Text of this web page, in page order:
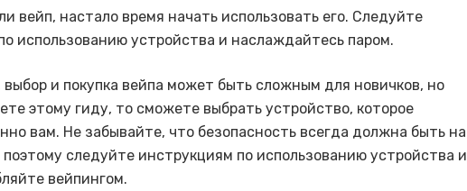
вейп, настало время начать использовать его. Следуйте
использованию устройства и наслаждайтесь паром.
выбор и покупка вейпа может быть сложным для новичков, но
этому гиду, то сможете выбрать устройство, которое
вам. Не забывайте, что безопасность всегда должна быть на
следуйте инструкциям по использованию устройства и
вейпингом.